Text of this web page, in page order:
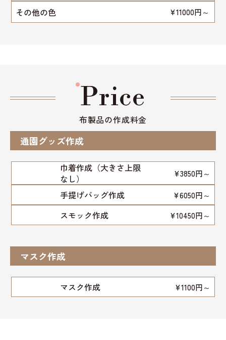
その他の色 ¥11000円～
Price
布製品の作成料金
通園グッズ作成
巾着作成（大きさ上限
なし）
¥3850円～
手提げバッグ作成 ¥6050円～
スモック作成 ¥10450円～
マスク作成
マスク作成 ¥1100円～